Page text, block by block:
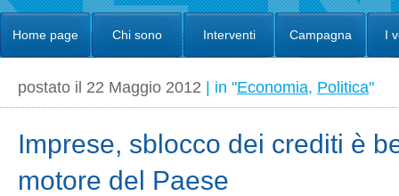
Home page Chi sono Interventi Campagna I
postato il 22 Maggio 2012 | in "Economia, Politica"
Imprese, sblocco dei crediti è
motore del Paese